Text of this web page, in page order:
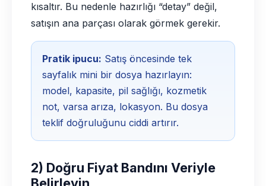
kısaltır. Bu nedenle hazırlığı “detay” değil,
satışın ana parçası olarak görmek gerekir.
Pratik ipucu: Satış öncesinde tek
sayfalık mini bir dosya hazırlayın:
model, kapasite, pil sağlığı, kozmetik
not, varsa arıza, lokasyon. Bu dosya
teklif doğruluğunu ciddi artırır.
2) Doğru Fiyat Bandını Veriyle